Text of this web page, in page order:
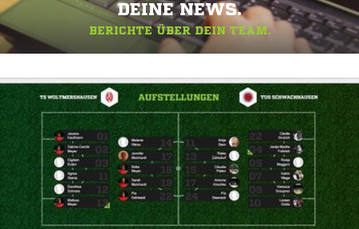
DEINE NEWS.
BERICHTE ÜBER DEIN TEAM.